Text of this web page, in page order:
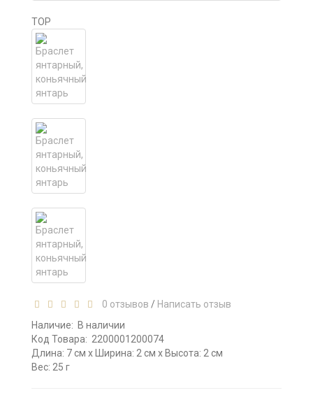
TOP
0 отзывов / Написать отзыв
Наличие: В наличии
Код Товара: 2200001200074
Длина: 7 см x Ширина: 2 см x Высота: 2 см
Вес: 25 г